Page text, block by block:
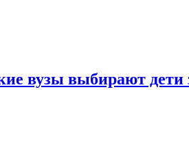
вузы выбирают дети